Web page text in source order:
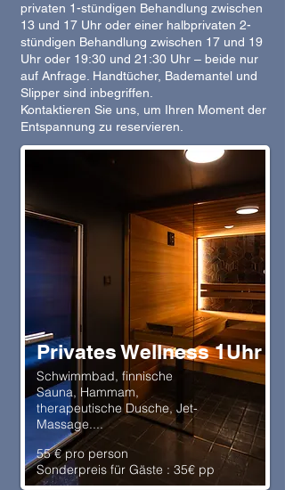
privaten 1-stündigen Behandlung zwischen
13 und 17 Uhr oder einer halbprivaten 2-
stündigen Behandlung zwischen 17 und 19
Uhr oder 19:30 und 21:30 Uhr – beide nur
auf Anfrage. Handtücher, Bademantel und
Slipper sind inbegriffen.
Kontaktieren Sie uns, um Ihren Moment der
Entspannung zu reservieren.
Privates Wellness 1Uhr
Schwimmbad, finnische
Sauna, Hammam,
therapeutische Dusche, Jet-
Massage....
55 € pro person
Sonderpreis für Gäste : 35€ pp